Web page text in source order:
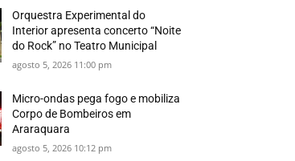
Orquestra Experimental do
Interior apresenta concerto “Noite
do Rock” no Teatro Municipal
agosto 5, 2026 11:00 pm
Micro-ondas pega fogo e mobiliza
Corpo de Bombeiros em
Araraquara
agosto 5, 2026 10:12 pm